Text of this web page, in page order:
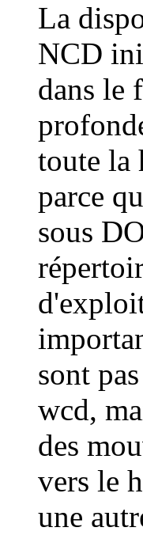
La
NCD
dans le
toute la
parce
sous
sont
wcd,
des
vers le
une